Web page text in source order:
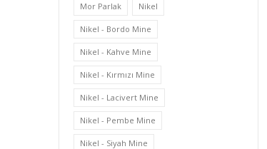
Mor Parlak Nikel
Nikel - Bordo Mine
Nikel - Kahve Mine
Nikel - Kırmızı Mine
Nikel - Lacivert Mine
Nikel - Pembe Mine
Nikel - Siyah Mine